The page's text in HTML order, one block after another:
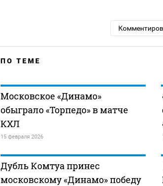
ПО ТЕМЕ
Московское «Динамо»
обыграло «Торпедо» в матче
КХЛ
15 февраля 2026
Дубль Комтуа принес
московскому «Динамо» победу